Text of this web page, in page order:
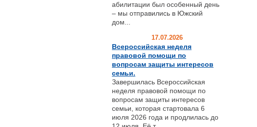
абилитации был особенный день
– мы отправились в Южский
дом...
17.07.2026
Всероссийская неделя
правовой помощи по
вопросам защиты интересов
семьи.
Завершилась Всероссийская
неделя правовой помощи по
вопросам защиты интересов
семьи, которая стартовала 6
июля 2026 года и продлилась до